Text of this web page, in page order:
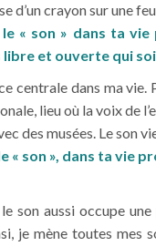
d’un crayon sur une
« son » dans ta
libre et ouverte qui
centrale dans ma vie.
lieu où la voix de
des musées. Le son
« son », dans ta vie
son aussi occupe
je mène toutes mes